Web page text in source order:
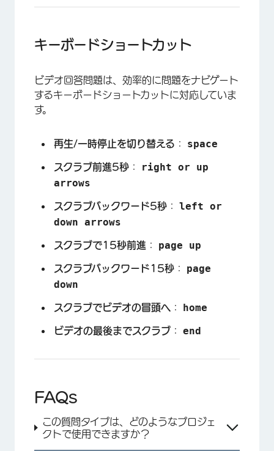
キーボードショートカット
ビデオ回答問題は、効率的に問題をナビゲート
するキーボードショートカットに対応していま
す。
再生/一時停止を切り替える ： space
スクラブ前進5秒 ：
right or up
arrows
スクラブバックワード5秒 ：
left or
down arrows
スクラブで15秒前進 ： page up
スクラブバックワード15秒 ：
page
down
スクラブでビデオの冒頭へ ： home
ビデオの最後までスクラブ ： end
FAQs
この質問タイプは、どのようなプロジェ
クトで使用できますか？